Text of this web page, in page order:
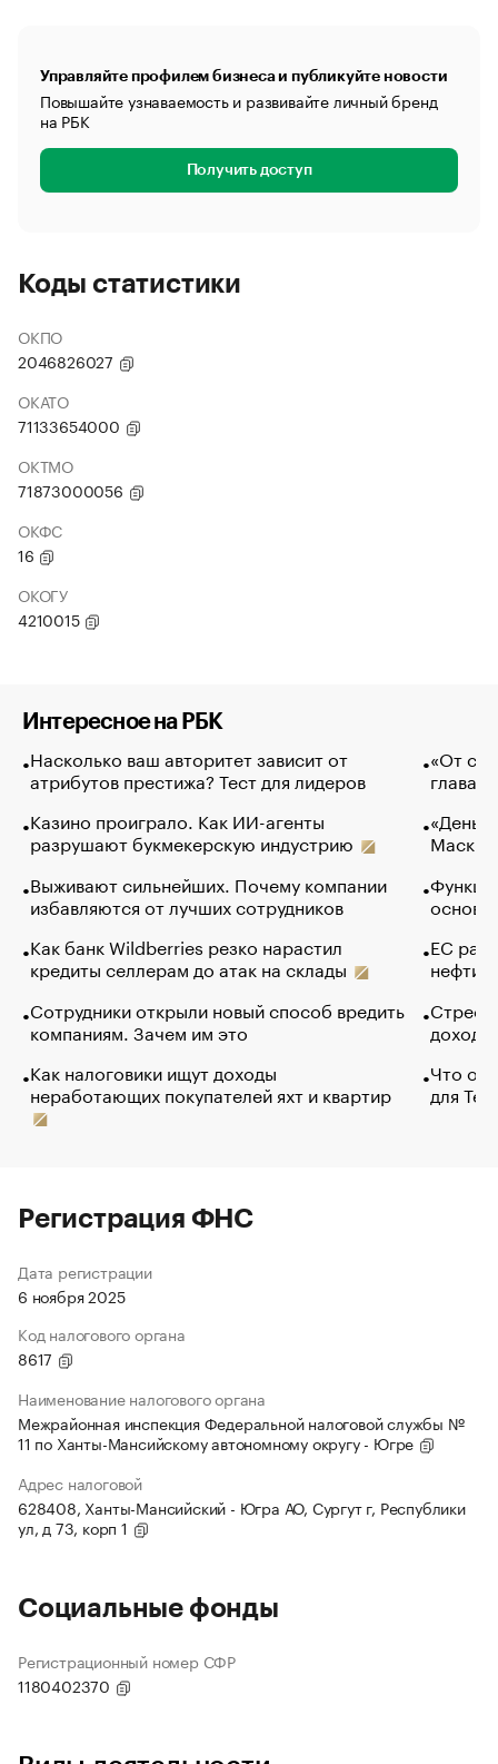
Управляйте профилем бизнеса и публикуйте новости
Повышайте узнаваемость и развивайте личный бренд
на РБК
Получить доступ
Коды статистики
ОКПО
2046826027
ОКАТО
71133654000
ОКТМО
71873000056
ОКФС
16
ОКОГУ
4210015
Интересное на РБК
Насколько ваш авторитет зависит от
атрибутов престижа? Тест для лидеров
Казино проиграло. Как ИИ-агенты
разрушают букмекерскую индустрию
Выживают сильнейших. Почему компании
избавляются от лучших сотрудников
Как банк Wildberries резко нарастил
кредиты селлерам до атак на склады
Сотрудники открыли новый способ вредить
компаниям. Зачем им это
Как налоговики ищут доходы
неработающих покупателей яхт и квартир
«От
глава
Маск в
основ
ЕС
нефти
Что
для
Регистрация ФНС
Дата регистрации
6 ноября 2025
Код налогового органа
8617
Наименование налогового органа
Межрайонная инспекция Федеральной налоговой службы №
11 по Ханты-Мансийскому автономному округу - Югре
Адрес налоговой
628408, Ханты-Мансийский - Югра АО, Сургут г, Республики
ул, д 73, корп 1
Социальные фонды
Регистрационный номер СФР
1180402370